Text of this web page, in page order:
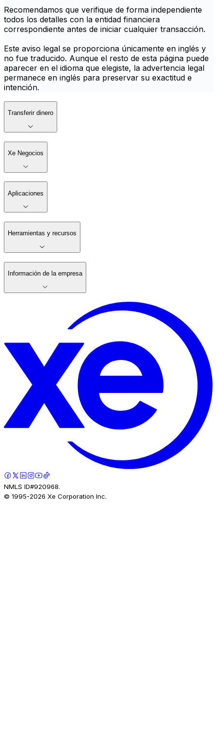
Recomendamos que verifique de forma independiente
todos los detalles con la entidad financiera
correspondiente antes de iniciar cualquier transacción.
Este aviso legal se proporciona únicamente en inglés y
no fue traducido. Aunque el resto de esta página puede
aparecer en el idioma que elegiste, la advertencia legal
permanece en inglés para preservar su exactitud e
intención.
Transferir dinero
Xe Negocios
Aplicaciones
Herramientas y recursos
Información de la empresa
NMLS ID#920968.
© 1995-2026 Xe Corporation Inc.